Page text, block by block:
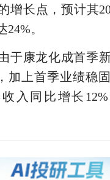
增长点，预计其
。
于康龙化成首季
加上首季业绩稳
入同比增长